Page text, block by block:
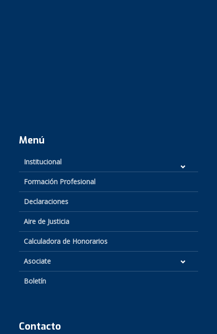
Menú
Institucional
Formación Profesional
Declaraciones
Aire de Justicia
Calculadora de Honorarios
Asociate
Boletín
Contacto